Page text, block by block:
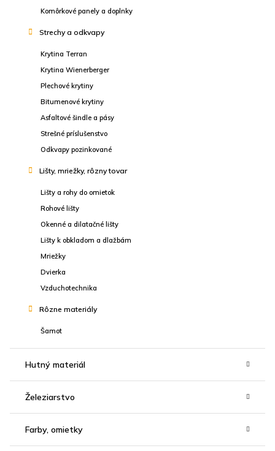
Komôrkové panely a doplnky
Strechy a odkvapy
Krytina Terran
Krytina Wienerberger
Plechové krytiny
Bitumenové krytiny
Asfaltové šindle a pásy
Strešné príslušenstvo
Odkvapy pozinkované
Lišty, mriežky, rôzny tovar
Lišty a rohy do omietok
Rohové lišty
Okenné a dilatačné lišty
Lišty k obkladom a dlažbám
Mriežky
Dvierka
Vzduchotechnika
Rôzne materiály
Šamot
Hutný materiál
Železiarstvo
Farby, omietky